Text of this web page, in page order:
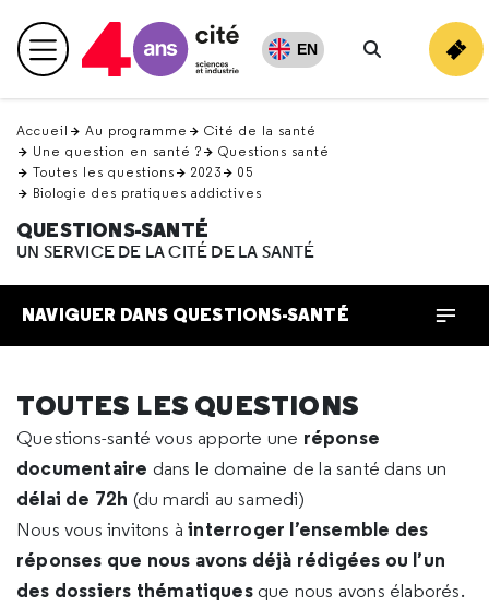
en
haut Menu principal EN
Rechercher
Accueil Au programme
Cité de la santé
Une question en santé ?
Questions santé
Toutes les questions
2023
05
Biologie des pratiques addictives
QUESTIONS-SANTÉ
UN SERVICE DE LA CITÉ DE LA SANTÉ
NAVIGUER DANS QUESTIONS-SANTÉ
TOUTES LES QUESTIONS
Questions-santé vous apporte une réponse
documentaire dans le domaine de la santé dans un
délai de 72h (du mardi au samedi)
Nous vous invitons àinterroger l’ensemble des
réponses que nous avons déjà rédigées ou l’un
des dossiers thématiques que nous avons élaborés.